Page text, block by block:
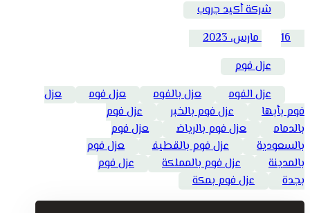
شركة أكيد جروب
16 مارس، 2023
عزل فوم
عزل الفوم
عزل بالفوم عزل فوم
عزل
فوم بأبها
عزل فوم بالخبر
عزل فوم
بالدمام
عزل فوم بالرياض
عزل فوم
بالسعودية
عزل فوم بالقطيف
عزل فوم
بالمدينة
عزل فوم بالمملكة
عزل فوم
بجدة
عزل فوم بمكة